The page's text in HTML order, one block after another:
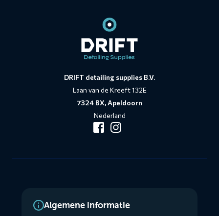
DRIFT detailing supplies B.V.
Laan van de Kreeft 132E
7324 BX, Apeldoorn
Nederland
Algemene informatie